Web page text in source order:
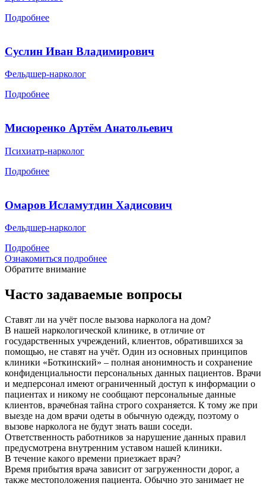
Подробнее
Суслин Иван Владимирович
Фельдшер-нарколог
Подробнее
Мисюренко Артём Анатольевич
Психиатр-нарколог
Подробнее
Омаров Исламутдин Хадисович
Фельдшер-нарколог
Подробнее
Ознакомиться подробнее
Обратите внимание
Часто задаваемые вопросы
Ставят ли на учёт после вызова нарколога на дом?
В нашей наркологической клинике, в отличие от
государственных учреждений, клиентов, обратившихся за
помощью, не ставят на учёт. Один из основных принципов
клиники «Боткинский» – полная анонимность и сохранение
конфиденциальности персональных данных пациентов. Врачи
и медперсонал имеют ограниченный доступ к информации о
пациентах и никому не сообщают персональные данные
клиентов, врачебная тайна строго сохраняется. К тому же при
выезде на дом врачи одеты в обычную одежду, поэтому о
вызове нарколога не будут знать ваши соседи.
Ответственность работников за нарушение данных правил
предусмотрена внутренним уставом нашей клиники.
В течение какого времени приезжает врач?
Время прибытия врача зависит от загруженности дорог, а
также местоположения пациента. Обычно это занимает не